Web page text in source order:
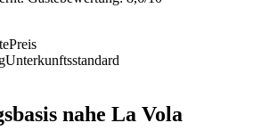
Preis
Unterkunftsstandard
nahe La Vola